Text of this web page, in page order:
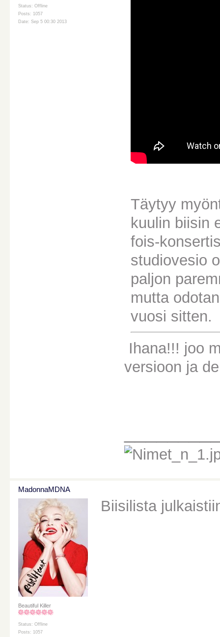
Status: Offline
Posts: 1057
Date: Sep 5 00:30 2013
Täytyy
kuulin biisin
fois-
studiovesio
paljon
mutta
vuosi sitten.
Ihana!!! joo
versioon ja
MadonnaMDNA
Beautiful Killer
Status: Offline
Posts: 1057
Biisilista